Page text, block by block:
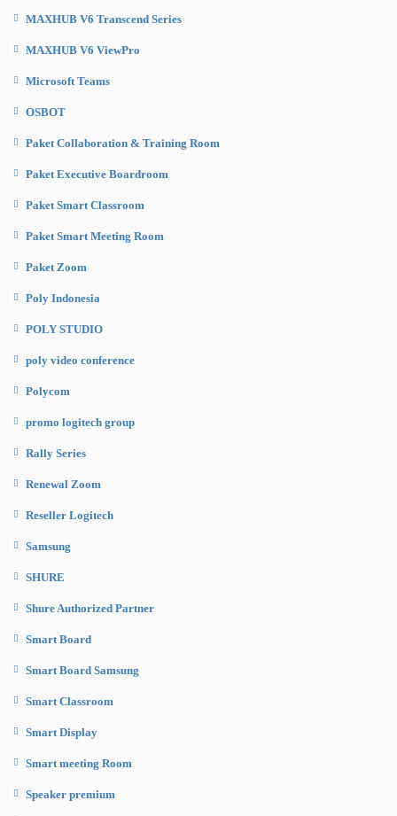
MAXHUB V6 Transcend Series
MAXHUB V6 ViewPro
Microsoft Teams
OSBOT
Paket Collaboration & Training Room
Paket Executive Boardroom
Paket Smart Classroom
Paket Smart Meeting Room
Paket Zoom
Poly Indonesia
POLY STUDIO
poly video conference
Polycom
promo logitech group
Rally Series
Renewal Zoom
Reseller Logitech
Samsung
SHURE
Shure Authorized Partner
Smart Board
Smart Board Samsung
Smart Classroom
Smart Display
Smart meeting Room
Speaker premium